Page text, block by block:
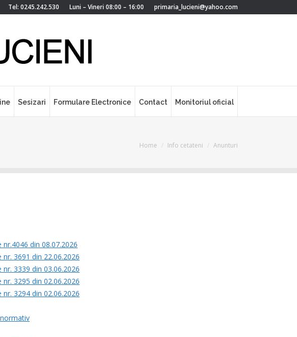
Tel: 0245.242.530 Luni – Vineri 08:00 – 16:00 primaria_lucieni@yahoo.com
Sesizari Formulare Electronice Contact Monitoriul oficial
You are here:
Home Info cetateni Anunturi
din 08.07.2026
3691 din 22.06.2026
3339 din 03.06.2026
3295 din 02.06.2026
3294 din 02.06.2026